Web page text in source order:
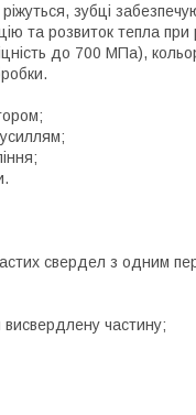
зубці
та розвиток тепла при
до 700 МПа),
свердел з одним
висвердлену частину;